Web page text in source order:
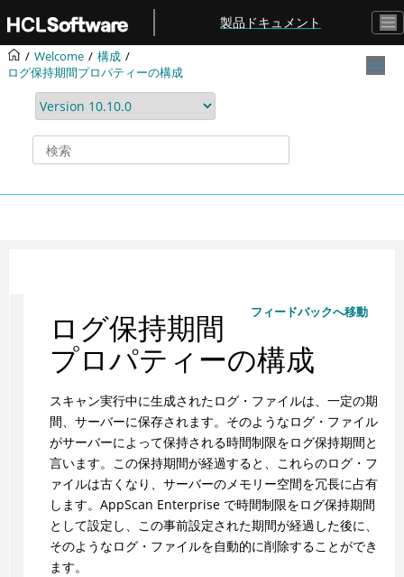
メインコンテンツにジャンプ
製品ドキュメント
Welcome
構成
ログ保持期間プロパティーの構成
フィードバックへ移動
ログ保持期間
プロパティーの構成
スキャン実行中に生成されたログ・ファイルは、一定の期
間、サーバーに保存されます。そのようなログ・ファイル
がサーバーによって保持される時間制限をログ保持期間と
言います。この保持期間が経過すると、これらのログ・フ
ァイルは古くなり、サーバーのメモリー空間を冗長に占有
します。AppScan Enterprise で時間制限をログ保持期間
として設定し、この事前設定された期間が経過した後に、
そのようなログ・ファイルを自動的に削除することができ
ます。